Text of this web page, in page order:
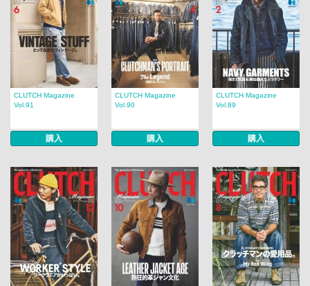
CLUTCH Magazine
Vol.91
購入
CLUTCH Magazine
Vol.90
購入
CLUTCH Magazine
Vol.89
購入